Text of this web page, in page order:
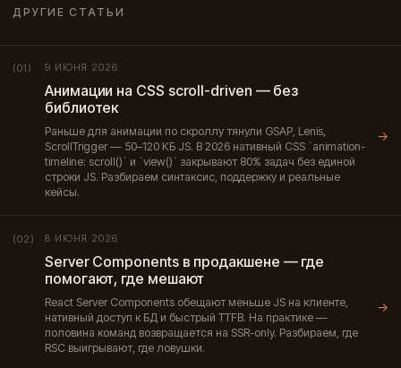
ДРУГИЕ СТАТЬИ
(01) 9 ИЮНЯ 2026
Анимации на CSS scroll-driven — без
библиотек
Раньше для анимации по скроллу тянули GSAP, Lenis,
ScrollTrigger — 50–120 КБ JS. В 2026 нативный CSS `animation-
timeline: scroll()` и `view()` закрывают 80% задач без единой
строки JS. Разбираем синтаксис, поддержку и реальные
кейсы.
→
(02) 8 ИЮНЯ 2026
Server Components в продакшене — где
помогают, где мешают
React Server Components обещают меньше JS на клиенте,
нативный доступ к БД и быстрый TTFB. На практике —
половина команд возвращается на SSR-only. Разбираем, где
RSC выигрывают, где ловушки.
→